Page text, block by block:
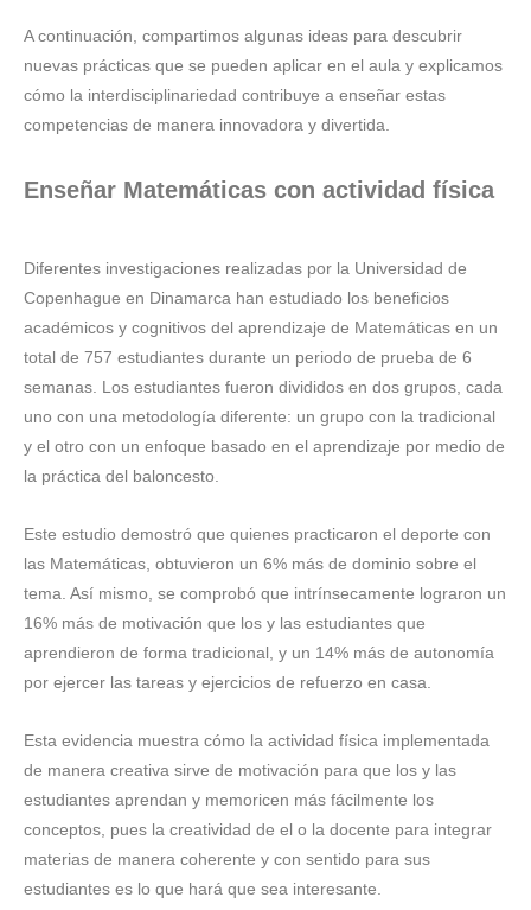
A continuación, compartimos algunas ideas para descubrir
nuevas prácticas que se pueden aplicar en el aula y explicamos
cómo la interdisciplinariedad contribuye a enseñar estas
competencias de manera innovadora y divertida.
Enseñar Matemáticas con actividad física
Diferentes investigaciones realizadas por la Universidad de
Copenhague en Dinamarca han estudiado los beneficios
académicos y cognitivos del aprendizaje de Matemáticas en un
total de 757 estudiantes durante un periodo de prueba de 6
semanas. Los estudiantes fueron divididos en dos grupos, cada
uno con una metodología diferente: un grupo con la tradicional
y el otro con un enfoque basado en el aprendizaje por medio de
la práctica del baloncesto.
Este estudio demostró que quienes practicaron el deporte con
las Matemáticas, obtuvieron un 6% más de dominio sobre el
tema. Así mismo, se comprobó que intrínsecamente lograron un
16% más de motivación que los y las estudiantes que
aprendieron de forma tradicional, y un 14% más de autonomía
por ejercer las tareas y ejercicios de refuerzo en casa.
Esta evidencia muestra cómo la actividad física implementada
de manera creativa sirve de motivación para que los y las
estudiantes aprendan y memoricen más fácilmente los
conceptos, pues la creatividad de el o la docente para integrar
materias de manera coherente y con sentido para sus
estudiantes es lo que hará que sea interesante.